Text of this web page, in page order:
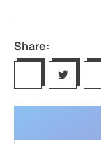
Share: